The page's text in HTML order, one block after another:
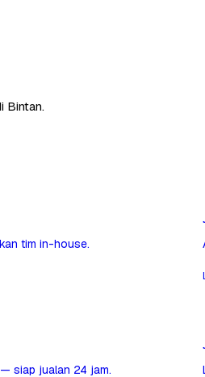
Bintan.
tim in-house.
siap jualan 24 jam.